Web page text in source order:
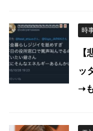
時
ッ
➝